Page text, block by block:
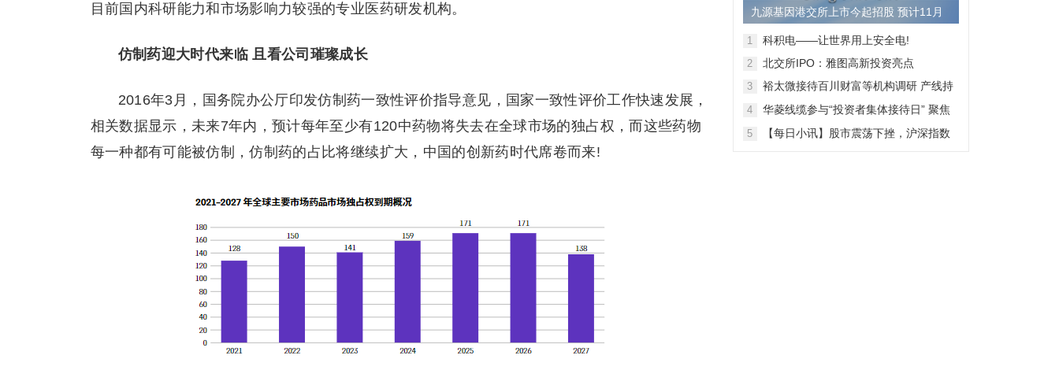
目前国内科研能力和市场影响力较强的专业医药研发机构。
仿制药迎大时代来临 且看公司璀璨成长
2016年3月，国务院办公厅印发仿制药一致性评价指导意见，国家一致性评价工作快速发展，
相关数据显示，未来7年内，预计每年至少有120中药物将失去在全球市场的独占权，而这些药物
每一种都有可能被仿制，仿制药的占比将继续扩大，中国的创新药时代席卷而来!
九源基因港交所上市今起招股 预计11月
28日上市
1 科积电——让世界用上安全电!
2 北交所IPO：雅图高新投资亮点
3
裕太微接待百川财富等机构调研 产线持
4
华菱线缆参与“投资者集体接待日” 聚焦
5
【每日小讯】股市震荡下挫，沪深指数